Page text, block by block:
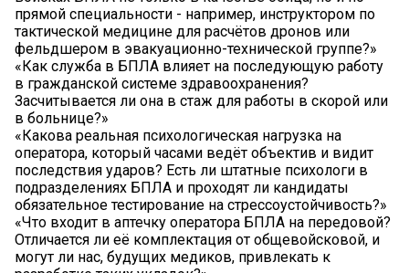
прямой специальности - например, инструктором по
тактической медицине для расчётов дронов или
фельдшером в эвакуационно-технической группе?»
«Как служба в БПЛА влияет на последующую работу
в гражданской системе здравоохранения?
Засчитывается ли она в стаж для работы в скорой или
в больнице?»
«Какова реальная психологическая нагрузка на
оператора, который часами ведёт объектив и видит
последствия ударов? Есть ли штатные психологи в
подразделениях БПЛА и проходят ли кандидаты
обязательное тестирование на стрессоустойчивость?»
«Что входит в аптечку оператора БПЛА на передовой?
Отличается ли её комплектация от общевойсковой, и
могут ли нас, будущих медиков, привлекать к